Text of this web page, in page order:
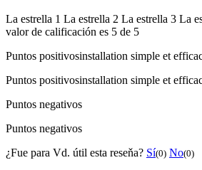
La estrella 1 La estrella 2 La estrella 3 La
valor de calificación es 5 de 5
Puntos positivosinstallation simple et
Puntos positivosinstallation simple et
Puntos negativos
Puntos negativos
¿Fue para Vd. útil esta reseňa? Sí(0) No(0)